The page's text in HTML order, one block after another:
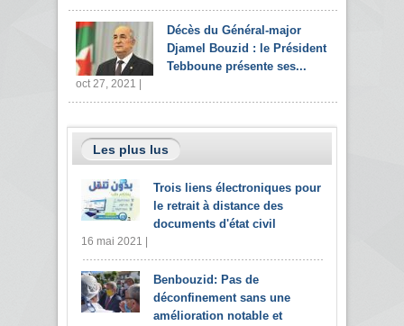
Décès du Général-major
Djamel Bouzid : le Président
Tebboune présente ses...
oct 27, 2021 |
Les plus lus
Trois liens électroniques pour
le retrait à distance des
documents d'état civil
16 mai 2021 |
Benbouzid: Pas de
déconfinement sans une
amélioration notable et